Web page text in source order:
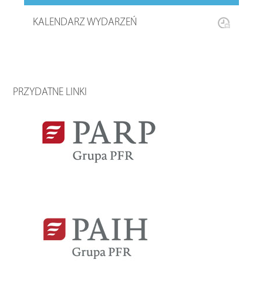
KALENDARZ WYDARZEŃ
PRZYDATNE LINKI